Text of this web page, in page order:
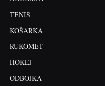
TENIS
KOŠARKA
RUKOMET
HOKEJ
ODBOJKA